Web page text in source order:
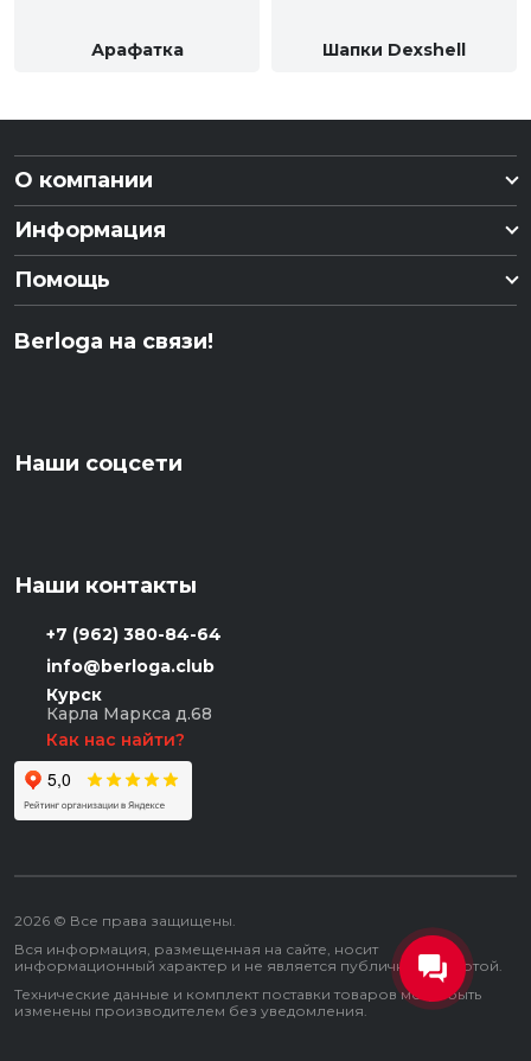
Арафатка Шапки Dexshell
О компании
Информация
Помощь
Berloga на связи!
Наши соцсети
Наши контакты
+7 (962) 380-84-64
info@berloga.club
Курск
Карла Маркса д.68
Как нас найти?
2026 © Все права защищены.
Вся информация, размещенная на сайте, носит
информационный характер и не является публичной офертой.
Технические данные и комплект поставки товаров могут быть
изменены производителем без уведомления.